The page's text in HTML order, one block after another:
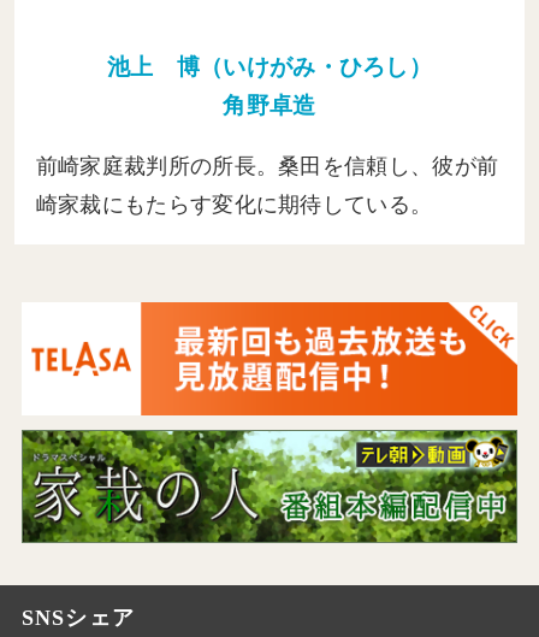
池上 博（いけがみ・ひろし）
角野卓造
前崎家庭裁判所の所長。桑田を信頼し、彼が前
崎家裁にもたらす変化に期待している。
SNSシェア